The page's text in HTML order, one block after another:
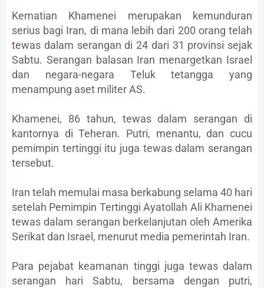
Kematian Khamenei merupakan kemunduran
serius bagi Iran, di mana lebih dari 200 orang telah
tewas dalam serangan di 24 dari 31 provinsi sejak
Sabtu. Serangan balasan Iran menargetkan Israel
dan negara-negara Teluk tetangga yang
menampung aset militer AS.
Khamenei, 86 tahun, tewas dalam serangan di
kantornya di Teheran. Putri, menantu, dan cucu
pemimpin tertinggi itu juga tewas dalam serangan
tersebut.
Iran telah memulai masa berkabung selama 40 hari
setelah Pemimpin Tertinggi Ayatollah Ali Khamenei
tewas dalam serangan berkelanjutan oleh Amerika
Serikat dan Israel, menurut media pemerintah Iran.
Para pejabat keamanan tinggi juga tewas dalam
serangan hari Sabtu, bersama dengan putri,